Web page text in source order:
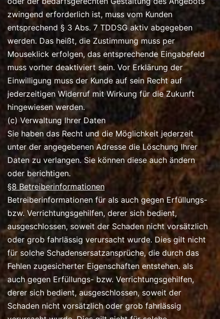
zwingend erforderlich ist, muss vom Kunden
entsprechend § 3 Abs. 7 TDDSG aktiv abgegeben
werden. Das heißt, die Zustimmung muss per
Mouseklick erfolgen, das entsprechende Eingabefeld
muss vorher deaktiviert sein. Vor Erklärung der
Einwilligung muss der Kunde auf sein Recht auf
jederzeitigen Widerruf mit Wirkung für die Zukunft
hingewiesen werden.
(c) Verwaltung Ihrer Daten
Sie haben das Recht und die Möglichkeit jederzeit
unter der angegebenen Adresse die Löschung Ihrer
Daten zu verlangen. Sie können diese auch ändern
oder berichtigen.
§8 Betreiberinformationen
Betreiberinformationen für als auch gegen Erfüllungs-
bzw. Verrichtungsgehilfen, derer sich bedient,
ausgeschlossen, soweit der Schaden nicht vorsätzlich
oder grob fahrlässig verursacht wurde. Dies gilt nicht
für solche Schadensersatzansprüche, die durch das
Fehlen zugesicherter Eigenschaften entstehen. als
auch gegen Erfüllungs- bzw. Verrichtungsgehilfen,
derer sich bedient, ausgeschlossen, soweit der
Schaden nicht vorsätzlich oder grob fahrlässig